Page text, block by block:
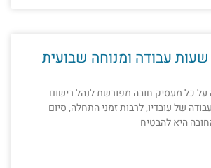
עבודה ומנוחה שבועית
כל מעסיק חובה מפורשת לנהל רישום
של עובדיו, לרבות זמני התחלה, סיום
היא להבטיח